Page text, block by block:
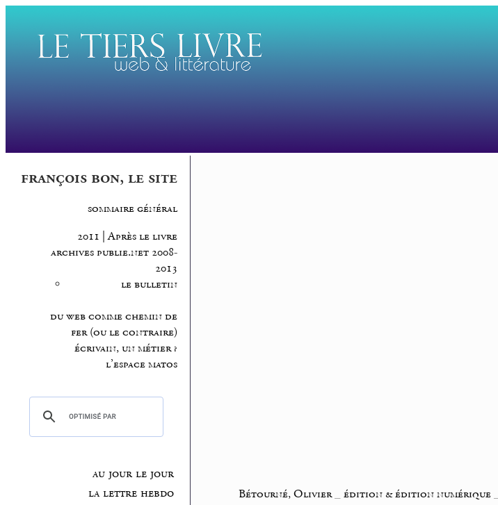
françois bon, le site
sommaire général
2011 | Après le livre
archives publie.net 2008-
2013
le bulletin
du web comme chemin de
fer (ou le contraire)
écrivain, un métier ?
l’espace matos
au jour le jour
la lettre hebdo
Bétourné, Olivier_édition & édition numérique